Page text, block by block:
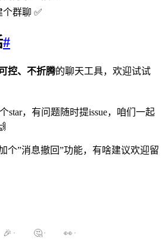
群聊 ✅
#
控、不折腾的聊天工具，欢迎试试
star，有问题随时提issue，咱们一起
个”消息撤回”功能，有啥建议欢迎留
🎉 · 🤔 · 👀 ·